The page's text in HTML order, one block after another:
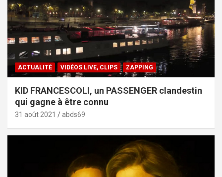
ACTUALITÉ VIDÉOS LIVE, CLIPS ZAPPING
KID FRANCESCOLI, un PASSENGER clandestin
qui gagne à être connu
31 août 2021 abds69